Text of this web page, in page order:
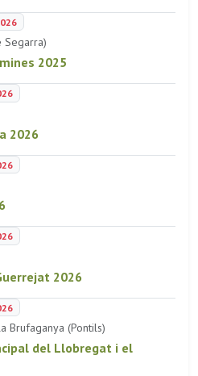
Segarra)
2025
2026
2026
Brufaganya (Pontils)
del Llobregat i el